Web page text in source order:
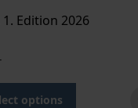
Edition 2026
options